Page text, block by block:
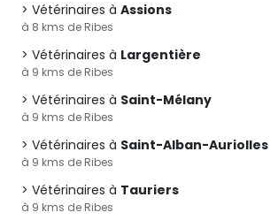
Vétérinaires à Assions
à 8 kms de Ribes
Vétérinaires à Largentière
à 9 kms de Ribes
Vétérinaires à Saint-Mélany
à 9 kms de Ribes
Vétérinaires à Saint-Alban-Auriolles
à 9 kms de Ribes
Vétérinaires à Tauriers
à 9 kms de Ribes